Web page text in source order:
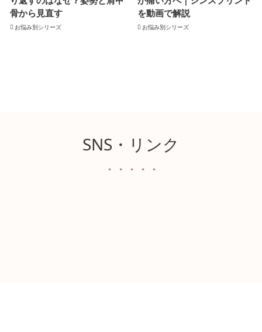
骨から見直す
お悩み別シリーズ
を動画で解説
お悩み別シリーズ
SNS・リンク